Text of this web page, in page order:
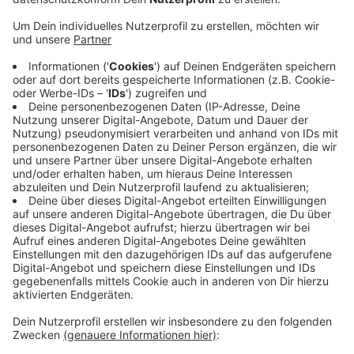
Wegen des Schimmelpilzbefalls an der
Niersenbergschule hat die Stadt Kamp-Lintfort die
Eltern für morgen Abend (Mittwoch) zu einer
Infoveranstaltung in die Stadthalle geladen. Die
Schule mit 280 Kindern war am Freitag geschlossen
worden. Ab dem kommenden Montag könnte ein
provisorischer Schulbetrieb wieder aufgenommen
werden - mit einem Pendelbusverkehr zu anderen
Standorten. Welche in Frage kommen, wird noch
geprüft. Die Ergebnisse einer neuen Raumluftmessung
sollen erst Ende nächster Woche vorliegen.
Anzeige